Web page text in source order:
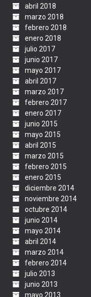
abril 2018
marzo 2018
febrero 2018
enero 2018
julio 2017
junio 2017
mayo 2017
abril 2017
marzo 2017
febrero 2017
enero 2017
junio 2015
mayo 2015
abril 2015
marzo 2015
febrero 2015
enero 2015
diciembre 2014
noviembre 2014
octubre 2014
junio 2014
mayo 2014
abril 2014
marzo 2014
febrero 2014
julio 2013
junio 2013
mayo 2013